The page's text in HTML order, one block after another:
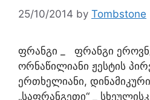
25/10/2014 by Tombstone
ფრანგი _ ფრანგი
ორნაწილიანი ჟესტის
ერთხელიანი,
„საფრანგეთი“ _